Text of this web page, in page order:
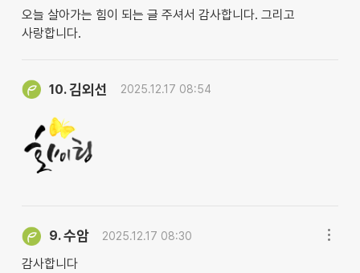
오늘 살아가는 힘이 되는 글 주셔서 감사합니다. 그리고
사랑합니다.
10.김외선 2025.12.17 08:54
9.수암 2025.12.17 08:30
감사합니다